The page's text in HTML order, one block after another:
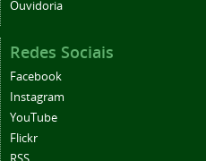
Ouvidoria
Redes Sociais
Facebook
Instagram
YouTube
Flickr